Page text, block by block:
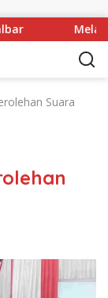
Melawi
Suara